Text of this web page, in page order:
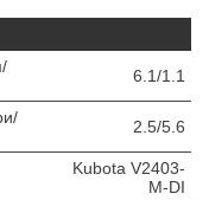
6.1/1.1
2.5/5.6
Kubota V2403-
M-DI